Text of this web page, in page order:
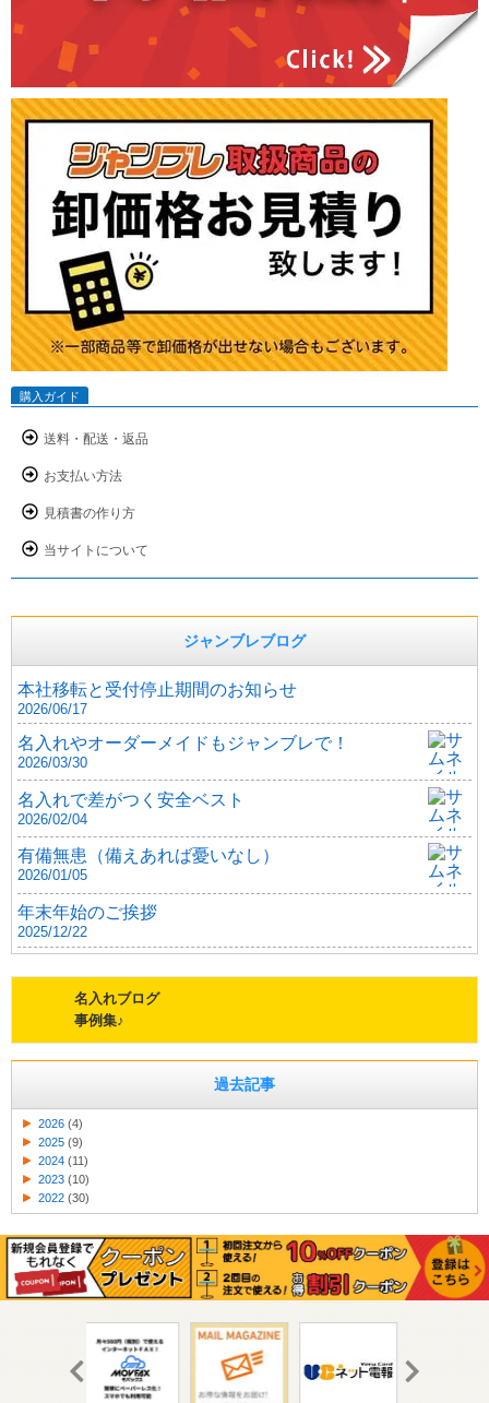
購入ガイド
送料・配送・返品
お支払い方法
見積書の作り方
当サイトについて
ジャンブレブログ
本社移転と受付停止期間のお知らせ
2026/06/17
名入れやオーダーメイドもジャンブレで！
2026/03/30
名入れで差がつく安全ベスト
2026/02/04
有備無患（備えあれば憂いなし）
2026/01/05
年末年始のご挨拶
2025/12/22
名入れブログ
事例集♪
過去記事
2026 (4)
2025 (9)
2024 (11)
2023 (10)
2022 (30)